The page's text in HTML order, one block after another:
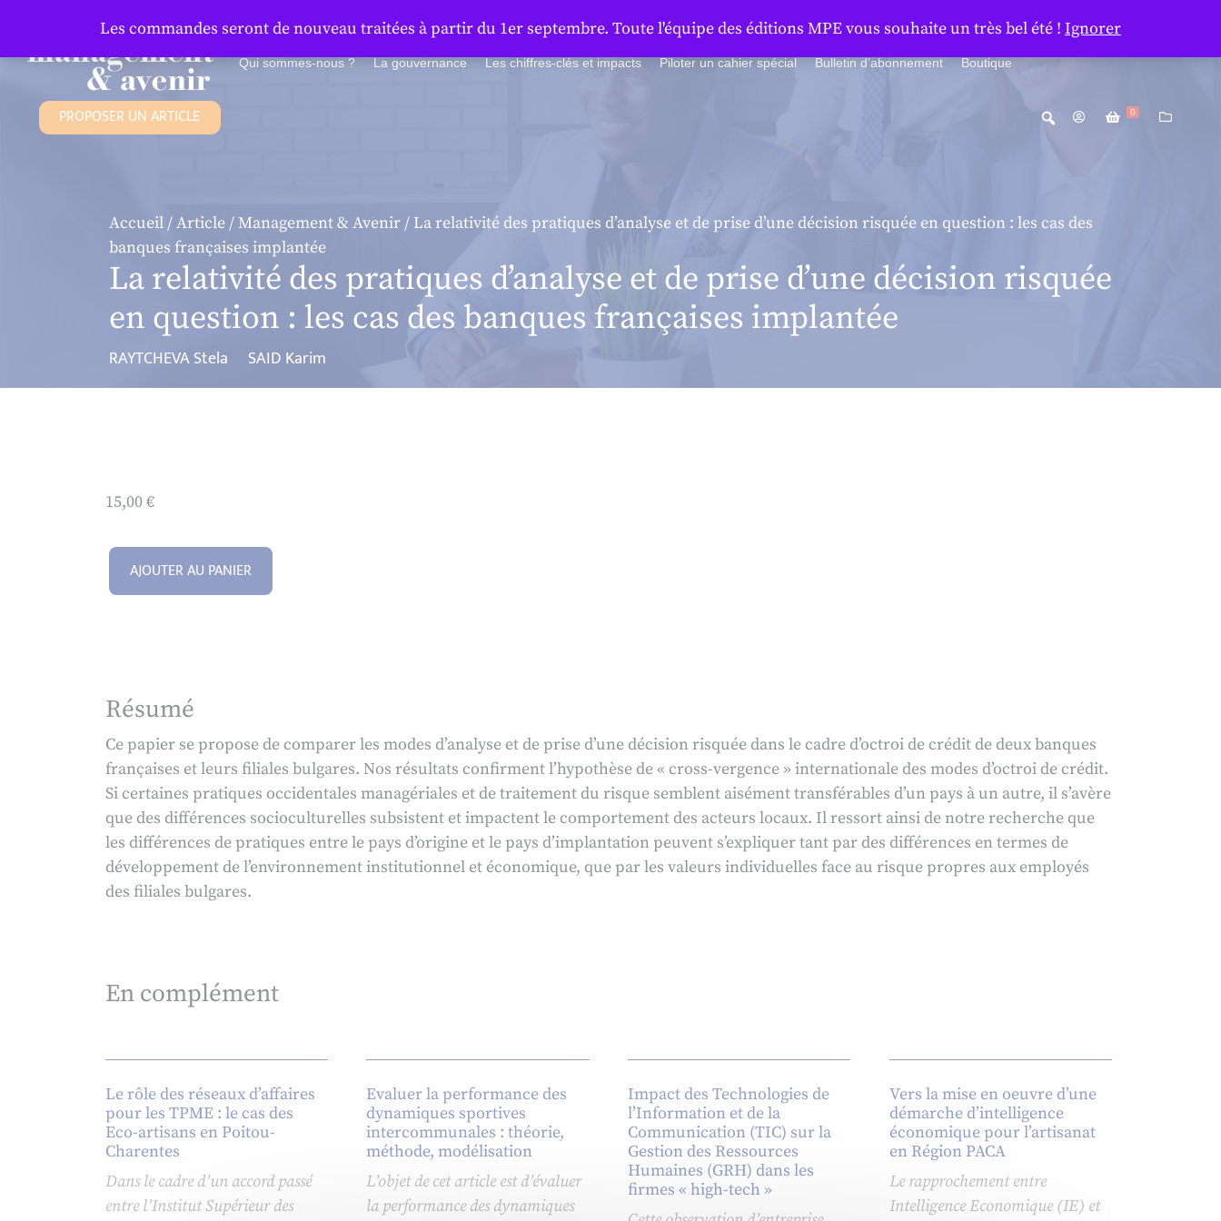
Qui sommes-nous ? La gouvernance Les chiffres-clés et impacts Piloter un cahier spécial Bulletin d’abonnement Boutique
PROPOSER UN ARTICLE 0
Accueil/Article/Management & Avenir/ La relativité des pratiques d’analyse et de prise d’une décision risquée en question : les cas des
banques françaises implantée
La relativité des pratiques d’analyse et de prise d’une décision risquée
en question : les cas des banques françaises implantée
RAYTCHEVA Stela SAID Karim
15,00€
AJOUTER AU PANIER
Résumé
Ce papier se propose de comparer les modes d’analyse et de prise d’une décision risquée dans le cadre d’octroi de crédit de deux banques
françaises et leurs filiales bulgares. Nos résultats confirment l’hypothèse de « cross-vergence » internationale des modes d’octroi de crédit.
Si certaines pratiques occidentales managériales et de traitement du risque semblent aisément transférables d’un pays à un autre, il s’avère
que des différences socioculturelles subsistent et impactent le comportement des acteurs locaux. Il ressort ainsi de notre recherche que
les différences de pratiques entre le pays d’origine et le pays d’implantation peuvent s’expliquer tant par des différences en termes de
développement de l’environnement institutionnel et économique, que par les valeurs individuelles face au risque propres aux employés
des filiales bulgares.
En complément
Le rôle des réseaux d’affaires
pour les TPME : le cas des
Eco-artisans en Poitou-
Charentes
Dans le cadre d’un accord passé
entre l’Institut Supérieur des
Evaluer la performance des
dynamiques sportives
intercommunales : théorie,
méthode, modélisation
L’objet de cet article est d’évaluer
la performance des dynamiques
Impact des Technologies de
l’Information et de la
Communication (TIC) sur la
Gestion des Ressources
Humaines (GRH) dans les
firmes « high-tech »
Vers la mise en oeuvre d’une
démarche d’intelligence
économique pour l’artisanat
en Région PACA
Le rapprochement entre
Intelligence Economique (IE) et
Les commandes seront de nouveau traitées à partir du 1er septembre. Toute l'équipe des éditions MPE vous souhaite un très bel été ! Ignorer